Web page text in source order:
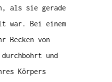
als sie gerade
war. Bei einem
Becken von
und
Körpers